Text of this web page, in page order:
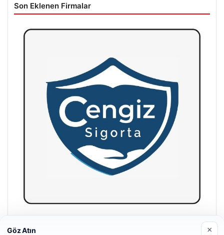
Son Eklenen Firmalar
Hastaş Beton
Göz Atın ×